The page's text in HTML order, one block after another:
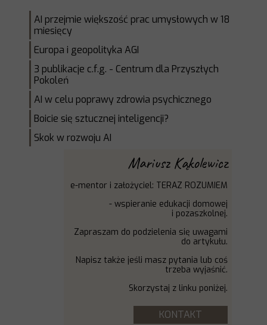
AI przejmie większość prac umysłowych w 18
miesięcy
Europa i geopolityka AGI
3 publikacje c.f.g. - Centrum dla Przyszłych
Pokoleń
AI w celu poprawy zdrowia psychicznego
Boicie się sztucznej inteligencji?
Skok w rozwoju AI
KONTAKT
Mariusz Kąkolewicz
e-mentor i założyciel: TERAZ ROZUMIEM
- wspieranie edukacji domowej
i pozaszkolnej.
Zapraszam do podzielenia się uwagami
do artykułu.
Napisz także jeśli masz pytania lub coś
trzeba wyjaśnić.
Skorzystaj z linku poniżej.